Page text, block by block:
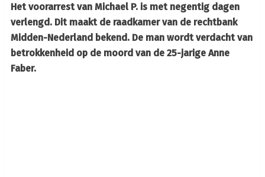
Het voorarrest van Michael P. is met negentig dagen
verlengd. Dit maakt de raadkamer van de rechtbank
Midden-Nederland bekend. De man wordt verdacht van
betrokkenheid op de moord van de 25-jarige Anne
Faber.